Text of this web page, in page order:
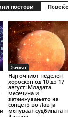
постови
Живот
Најточниот неделен
хороскоп од 10 до 17
август: Младата
месечина и
затемнувањето на
сонцето во Лав ја
менуваат судбината